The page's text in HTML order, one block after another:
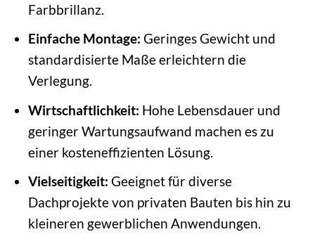
Farbbrillanz.
Einfache Montage: Geringes Gewicht und
standardisierte Maße erleichtern die
Verlegung.
Wirtschaftlichkeit: Hohe Lebensdauer und
geringer Wartungsaufwand machen es zu
einer kosteneffizienten Lösung.
Vielseitigkeit: Geeignet für diverse
Dachprojekte von privaten Bauten bis hin zu
kleineren gewerblichen Anwendungen.